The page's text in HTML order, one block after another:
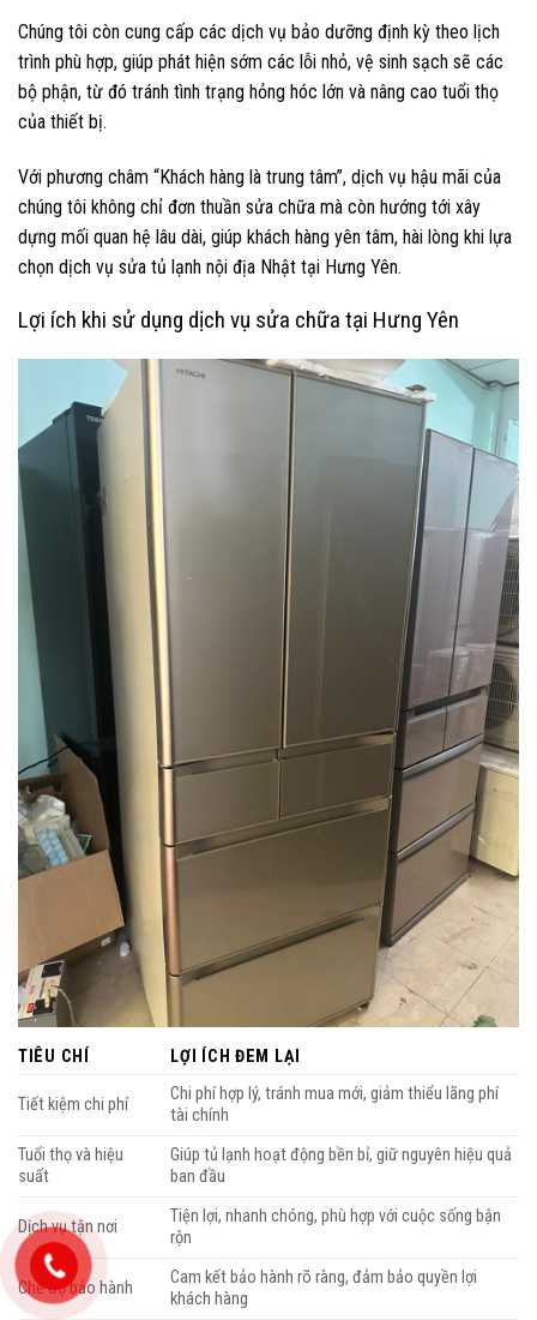
Chúng tôi còn cung cấp các dịch vụ bảo dưỡng định kỳ theo lịch
trình phù hợp, giúp phát hiện sớm các lỗi nhỏ, vệ sinh sạch sẽ các
bộ phận, từ đó tránh tình trạng hỏng hóc lớn và nâng cao tuổi thọ
của thiết bị.
Với phương châm “Khách hàng là trung tâm”, dịch vụ hậu mãi của
chúng tôi không chỉ đơn thuần sửa chữa mà còn hướng tới xây
dựng mối quan hệ lâu dài, giúp khách hàng yên tâm, hài lòng khi lựa
chọn dịch vụ sửa tủ lạnh nội địa Nhật tại Hưng Yên.
Lợi ích khi sử dụng dịch vụ sửa chữa tại Hưng Yên
TIÊU CHÍ LỢI ÍCH ĐEM LẠI
Tiết kiệm chi phí
Chi phí hợp lý, tránh mua mới, giảm thiểu lãng phí
tài chính
Tuổi thọ và hiệu
suất
Giúp tủ lạnh hoạt động bền bỉ, giữ nguyên hiệu quả
ban đầu
Dịch vụ tận nơi
Tiện lợi, nhanh chóng, phù hợp với cuộc sống bận
rộn
Chế độ bảo hành
Cam kết bảo hành rõ ràng, đảm bảo quyền lợi
khách hàng